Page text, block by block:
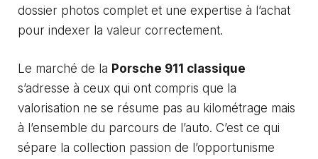
dossier photos complet et une expertise à l’achat
pour indexer la valeur correctement.
Le marché de la Porsche 911 classique
s’adresse à ceux qui ont compris que la
valorisation ne se résume pas au kilométrage mais
à l’ensemble du parcours de l’auto. C’est ce qui
sépare la collection passion de l’opportunisme